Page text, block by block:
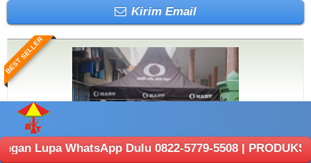
Kirim Email
BEST SELLER
Dulu 0822-5779-5508 | PRODUKSI ANEKA